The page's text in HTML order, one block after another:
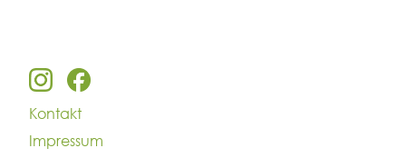
Kontakt
Impressum